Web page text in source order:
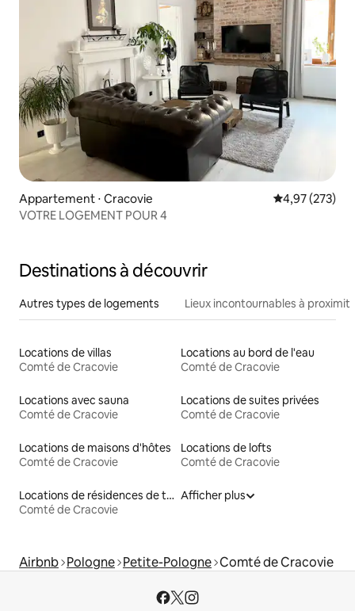
Appartement ⋅ Cracovie Évaluation
4,97 (273)
VOTRE LOGEMENT POUR 4
Destinations à découvrir
Autres types de logements Lieux incontournables à
Locations de villas
Comté de Cracovie
Locations au bord de l'eau
Comté de Cracovie
Locations avec sauna
Comté de Cracovie
Locations de suites privées
Comté de Cracovie
Locations de maisons d'hôtes
Comté de Cracovie
Locations de lofts
Comté de Cracovie
Locations de résidences de tourisme
Comté de Cracovie
Afficher plus
Airbnb Pologne Petite-Pologne Comté de Cracovie